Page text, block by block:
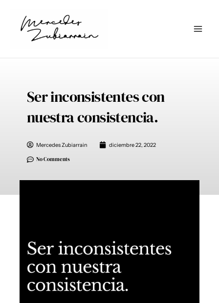
contenido
Ser inconsistentes con
nuestra consistencia.
Mercedes Zubiarrain diciembre 22, 2022
No Comments